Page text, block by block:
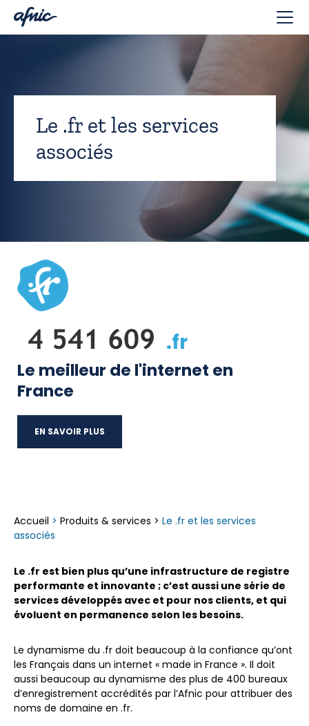
Le .fr et les services
associés
.fr
Le meilleur de l'internet en
France
EN SAVOIR PLUS
Accueil > Produits & services > Le .fr et les services
associés
Le .fr est bien plus qu’une infrastructure de registre
performante et innovante ; c’est aussi une série de
services développés avec et pour nos clients, et qui
évoluent en permanence selon les besoins.
Le dynamisme du .fr doit beaucoup à la confiance qu’ont
les Français dans un internet « made in France ». Il doit
aussi beaucoup au dynamisme des plus de 400 bureaux
d’enregistrement accrédités par l’Afnic pour attribuer des
noms de domaine en .fr.
Panneau de gestion des cookies